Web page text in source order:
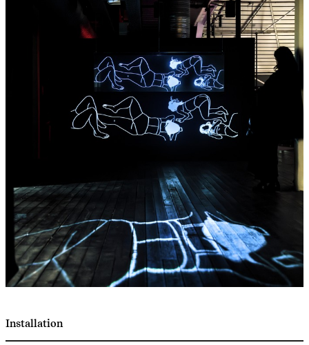
Installation